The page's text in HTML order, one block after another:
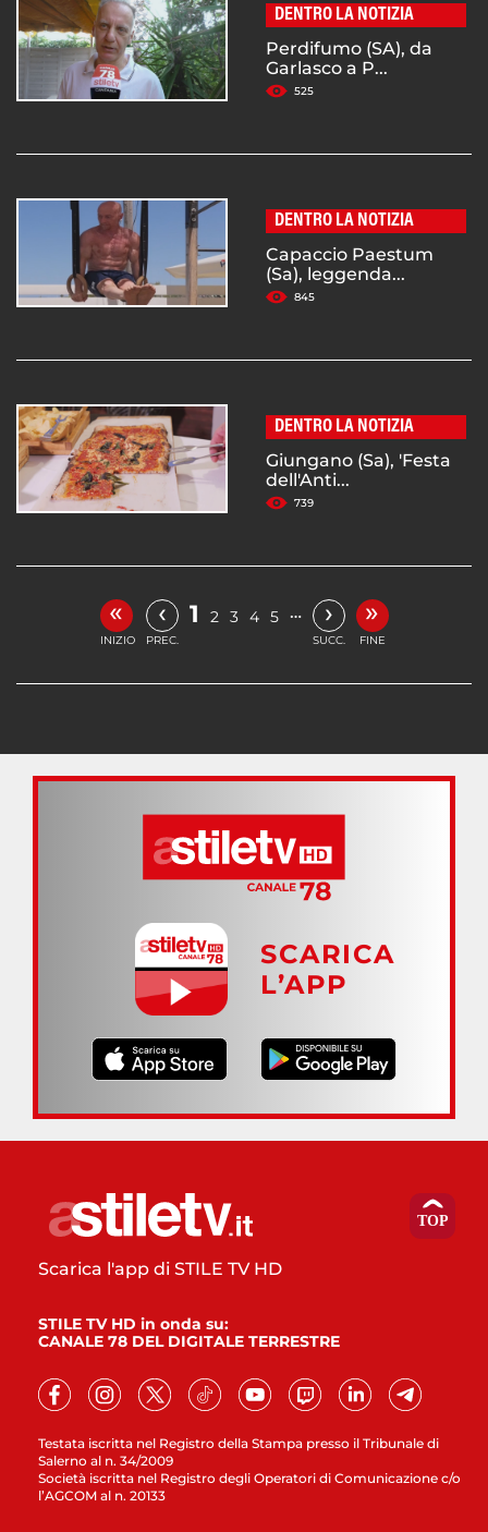
DENTRO LA NOTIZIA
Perdifumo (SA), da
Garlasco a P...
525
DENTRO LA NOTIZIA
Capaccio Paestum
(Sa), leggenda...
845
DENTRO LA NOTIZIA
Giungano (Sa), 'Festa
dell'Anti...
739
«
INIZIO
‹
PREC.
1 2 3 4 5 … ›
SUCC.
»
FINE
SCARICA
L’APP
Testata iscritta nel Registro della Stampa presso il Tribunale di
Salerno al n. 34/2009
Società iscritta nel Registro degli Operatori di Comunicazione c/o
l’AGCOM al n. 20133
Scarica l'app di STILE TV HD
STILE TV HD in onda su:
CANALE 78 DEL DIGITALE TERRESTRE